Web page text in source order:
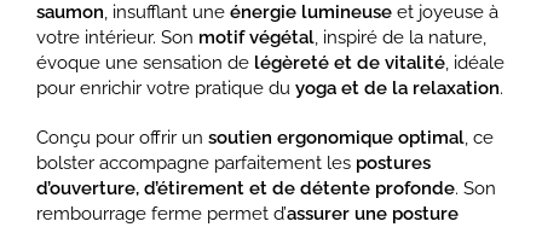
saumon, insufflant une énergie lumineuse et joyeuse à
votre intérieur. Son motif végétal, inspiré de la nature,
évoque une sensation de légèreté et de vitalité, idéale
pour enrichir votre pratique du yoga et de la relaxation.
Conçu pour offrir un soutien ergonomique optimal, ce
bolster accompagne parfaitement les postures
d’ouverture, d’étirement et de détente profonde. Son
rembourrage ferme permet d’assurer une posture